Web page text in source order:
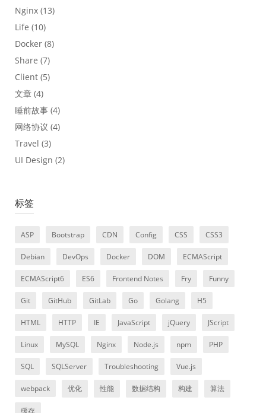
Nginx (13)
Life (10)
Docker (8)
Share (7)
Client (5)
文章 (4)
睡前故事 (4)
网络协议 (4)
Travel (3)
UI Design (2)
标签
ASP Bootstrap CDN Config CSS CSS3
Debian DevOps Docker DOM ECMAScript
ECMAScript6 ES6 Frontend Notes Fry Funny
Git GitHub GitLab Go Golang H5
HTML HTTP IE JavaScript jQuery JScript
Linux MySQL Nginx Node.js npm PHP
SQL SQLServer Troubleshooting Vue.js
webpack 优化 性能 数据结构 构建 算法
缓存